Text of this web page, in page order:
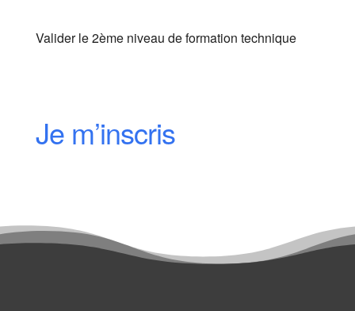
Valider le 2ème niveau de formation technique
Je m’inscris